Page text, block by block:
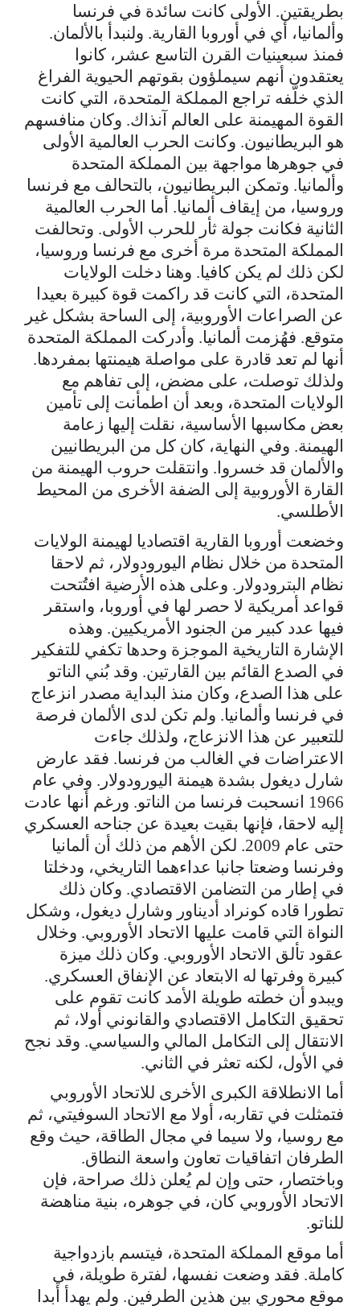
بطريقتين. الأولى كانت سائدة في فرنسا
وألمانيا، أي في أوروبا القارية. ولنبدأ بالألمان.
فمنذ سبعينيات القرن التاسع عشر، كانوا
يعتقدون أنهم سيملؤون بقوتهم الحيوية الفراغ
الذي خلّفه تراجع المملكة المتحدة، التي كانت
القوة المهيمنة على العالم آنذاك. وكان منافسهم
هو البريطانيون. وكانت الحرب العالمية الأولى
في جوهرها مواجهة بين المملكة المتحدة
وألمانيا. وتمكن البريطانيون، بالتحالف مع فرنسا
وروسيا، من إيقاف ألمانيا. أما الحرب العالمية
الثانية فكانت جولة ثأر للحرب الأولى. وتحالفت
المملكة المتحدة مرة أخرى مع فرنسا وروسيا،
لكن ذلك لم يكن كافيا. وهنا دخلت الولايات
المتحدة، التي كانت قد راكمت قوة كبيرة بعيدا
عن الصراعات الأوروبية، إلى الساحة بشكل غير
متوقع. فهُزمت ألمانيا. وأدركت المملكة المتحدة
أنها لم تعد قادرة على مواصلة هيمنتها بمفردها.
ولذلك توصلت، على مضض، إلى تفاهم مع
الولايات المتحدة، وبعد أن اطمأنت إلى تأمين
بعض مكاسبها الأساسية، نقلت إليها زعامة
الهيمنة. وفي النهاية، كان كل من البريطانيين
والألمان قد خسروا. وانتقلت حروب الهيمنة من
القارة الأوروبية إلى الضفة الأخرى من المحيط
الأطلسي.
وخضعت أوروبا القارية اقتصاديا لهيمنة الولايات
المتحدة من خلال نظام اليورودولار، ثم لاحقا
نظام البترودولار. وعلى هذه الأرضية افتُتحت
قواعد أمريكية لا حصر لها في أوروبا، واستقر
فيها عدد كبير من الجنود الأمريكيين. وهذه
الإشارة التاريخية الموجزة وحدها تكفي للتفكير
في الصدع القائم بين القارتين. وقد بُني الناتو
على هذا الصدع، وكان منذ البداية مصدر انزعاج
في فرنسا وألمانيا. ولم تكن لدى الألمان فرصة
للتعبير عن هذا الانزعاج، ولذلك جاءت
الاعتراضات في الغالب من فرنسا. فقد عارض
شارل ديغول بشدة هيمنة اليورودولار. وفي عام
1966 انسحبت فرنسا من الناتو. ورغم أنها عادت
إليه لاحقا، فإنها بقيت بعيدة عن جناحه العسكري
حتى عام 2009. لكن الأهم من ذلك أن ألمانيا
وفرنسا وضعتا جانبا عداءهما التاريخي، ودخلتا
في إطار من التضامن الاقتصادي. وكان ذلك
تطورا قاده كونراد أديناور وشارل ديغول، وشكل
النواة التي قامت عليها الاتحاد الأوروبي. وخلال
عقود تألق الاتحاد الأوروبي. وكان ذلك ميزة
كبيرة وفرتها له الابتعاد عن الإنفاق العسكري.
ويبدو أن خطته طويلة الأمد كانت تقوم على
تحقيق التكامل الاقتصادي والقانوني أولا، ثم
الانتقال إلى التكامل المالي والسياسي. وقد نجح
في الأول، لكنه تعثر في الثاني.
أما الانطلاقة الكبرى الأخرى للاتحاد الأوروبي
فتمثلت في تقاربه، أولا مع الاتحاد السوفيتي، ثم
مع روسيا، ولا سيما في مجال الطاقة، حيث وقع
الطرفان اتفاقيات تعاون واسعة النطاق.
وباختصار، حتى وإن لم يُعلن ذلك صراحة، فإن
الاتحاد الأوروبي كان، في جوهره، بنية مناهضة
للناتو.
أما موقع المملكة المتحدة، فيتسم بازدواجية
كاملة. فقد وضعت نفسها، لفترة طويلة، في
موقع محوري بين هذين الطرفين. ولم يهدأ أبدا